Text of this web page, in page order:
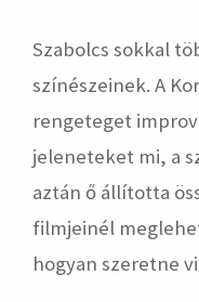
Szabolcs sokkal
színészeinek. A
rengeteget
jeleneteket mi, a
aztán ő állította
filmjeinél
hogyan szeretne